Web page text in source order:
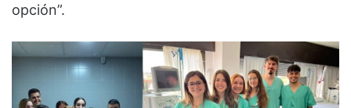
opción”.